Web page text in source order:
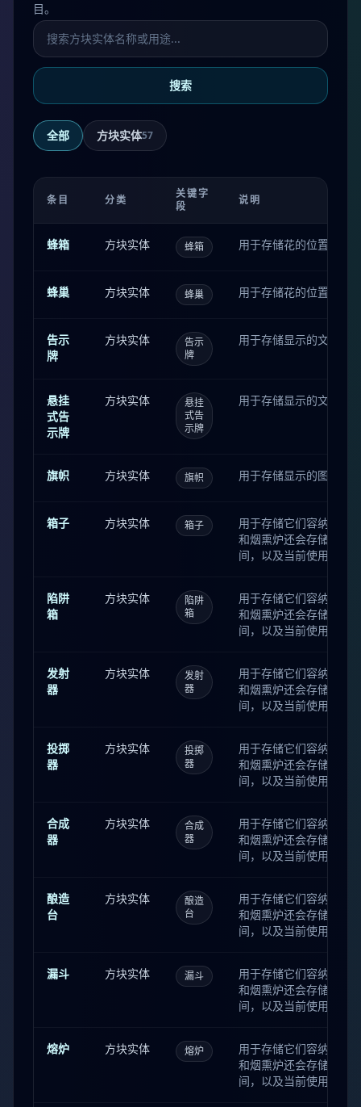
目。
搜索添加服务器
搜索
全部 方块实体57
条目 分类
关键字
段
说明
蜂箱 方块实体 蜂箱 用于存储花的位置和其
蜂巢 方块实体 蜂巢 用于存储花的位置和其
告示
牌
方块实体
告示
牌
用于存储显示的文字。
悬挂
式告
示牌
方块实体
悬挂
式告
示牌
用于存储显示的文字。
旗帜 方块实体 旗帜 用于存储显示的图案。
箱子 方块实体 箱子
用于存储它们容纳的物
和烟熏炉还会存储当前
间，以及当前使用的燃
间。 讲台还会存储书目
箱子、陷阱箱和潜影盒
陷阱
箱
方块实体
陷阱
箱
用于存储它们容纳的物
和烟熏炉还会存储当前
间，以及当前使用的燃
间。 讲台还会存储书目
箱子、陷阱箱和潜影盒
发射
器
方块实体
发射
器
用于存储它们容纳的物
和烟熏炉还会存储当前
间，以及当前使用的燃
间。 讲台还会存储书目
箱子、陷阱箱和潜影盒
投掷
器
方块实体
投掷
器
用于存储它们容纳的物
和烟熏炉还会存储当前
间，以及当前使用的燃
间。 讲台还会存储书目
箱子、陷阱箱和潜影盒
合成
器
方块实体
合成
器
用于存储它们容纳的物
和烟熏炉还会存储当前
间，以及当前使用的燃
间。 讲台还会存储书目
箱子、陷阱箱和潜影盒
酿造
台
方块实体
酿造
台
用于存储它们容纳的物
和烟熏炉还会存储当前
间，以及当前使用的燃
间。 讲台还会存储书目
箱子、陷阱箱和潜影盒
漏斗 方块实体 漏斗
用于存储它们容纳的物
和烟熏炉还会存储当前
间，以及当前使用的燃
间。 讲台还会存储书目
箱子、陷阱箱和潜影盒
熔炉 方块实体 熔炉
用于存储它们容纳的物
和烟熏炉还会存储当前
间，以及当前使用的燃